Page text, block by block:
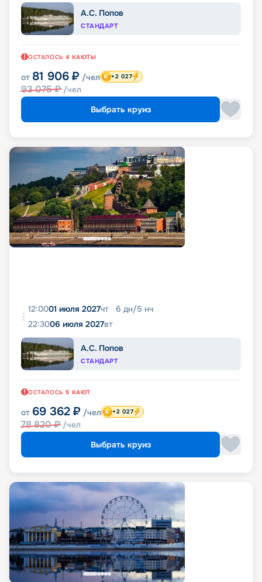
А.С. Попов
СТАНДАРТ
ОСТАЛОСЬ 4 КАЮТЫ
от 81 906 ₽ /чел
93 075₽ /чел
+2 027
Выбрать круиз
12:0001 июля 2027чт 6 дн/5 нч
22:3006 июля 2027вт
А.С. Попов
СТАНДАРТ
ОСТАЛОСЬ 5 КАЮТ
от 69 362 ₽ /чел
78 820₽ /чел
+2 027
Выбрать круиз